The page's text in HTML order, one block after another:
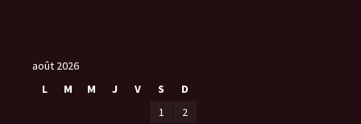
août 2026
L
M M J V S D
1
2